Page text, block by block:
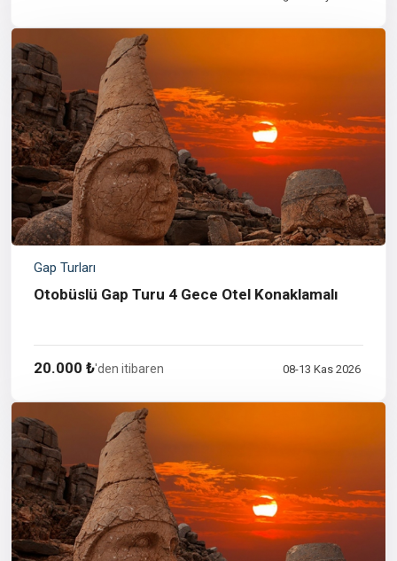
Gap Turları
Otobüslü Gap Turu 4 Gece Otel Konaklamalı
20.000 ₺'den itibaren 08-13 Kas 2026